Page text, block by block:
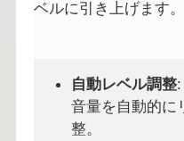
ベルに引き上げます。
自動レベル調整:
音量を自動的に
整。